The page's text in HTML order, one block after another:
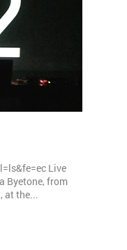
Live
Byetone, from
at the...